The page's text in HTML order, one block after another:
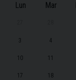
Lun Mar
3 4
10 11
17 18